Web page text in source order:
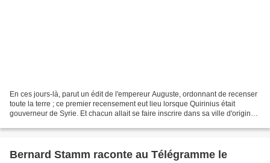
En ces jours-là, parut un édit de l'empereur Auguste, ordonnant de recenser
toute la terre ; ce premier recensement eut lieu lorsque Quirinius était
gouverneur de Syrie. Et chacun allait se faire inscrire dans sa ville d'origine.
Bernard Stamm raconte au Télégramme le